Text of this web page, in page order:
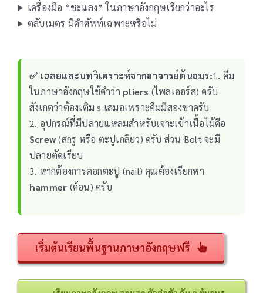
เครื่องมือ “ชะแลง” ในภาษาอังกฤษเรียกว่าอะไร
ตลับเมตร มีคำศัพท์เฉพาะหรือไม่
✅ เฉลยและบทวิเคราะห์จากอาจารย์ต้นอมร:1. คีม
ในภาษาอังกฤษใช้คำว่า pliers (ไพลเออร์สฺ) ครับ
สังเกตว่าต้องเติม s เสมอเพราะคีมมีสองขาครับ
2. อุปกรณ์ที่มีปลายแหลมสำหรับเจาะเข้าเนื้อไม้คือ
Screw(สกรู หรือ ตะปูเกลียว) ครับ ส่วน Bolt จะมี
ปลายตัดเรียบ
3. หากต้องการตอกตะปู (nail) คุณต้องเรียกหา
hammer (ค้อน) ครับ
เริ่มต้นเรียนพื้นฐานภาษาอังกฤษฟรี